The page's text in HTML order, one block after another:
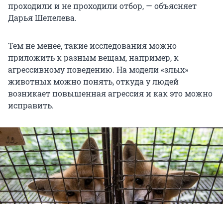
проходили и не проходили отбор, — объясняет
Дарья Шепелева.
Тем не менее, такие исследования можно
приложить к разным вещам, например, к
агрессивному поведению. На модели «злых»
животных можно понять, откуда у людей
возникает повышенная агрессия и как это можно
исправить.